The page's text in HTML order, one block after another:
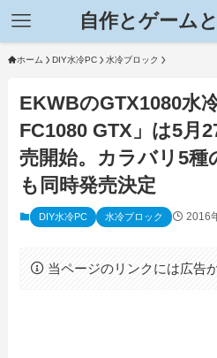
自作とゲーム
ホーム DIY水冷PC 水冷ブロック
EKWBのGTX1080水
FC1080 GTX」は5月
売開始。カラバリ5種
も同時発売決定
DIY水冷PC 水冷ブロック 2016
当ページのリンクには広告